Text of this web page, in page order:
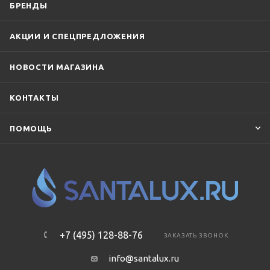
БРЕНДЫ
АКЦИИ И СПЕЦПРЕДЛОЖЕНИЯ
НОВОСТИ МАГАЗИНА
КОНТАКТЫ
ПОМОЩЬ
+7 (495) 128-88-76 ЗАКАЗАТЬ ЗВОНОК
info@santalux.ru